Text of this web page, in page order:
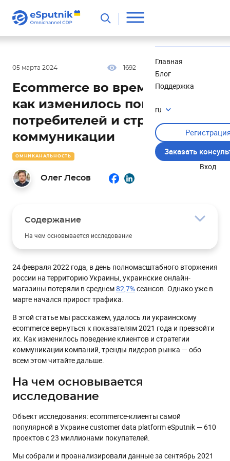
Главная
Блог
Поддержка
ru
Заказать
Вход
05 марта 2024 1692
ОМНИКАНАЛЬНОСТЬ
Ecommerce во время войны:
как изменилось поведение
потребителей и стратегии
коммуникации
Олег Лесов
Содержание
На чем основывается исследование
Динамика восстановления онлайн-торговли в Украине
Сколько можно заработать с помощью CDP:
использование разных direct-каналов
В каких каналах компании отправляют сообщения
SMS и Viber
Mobile push
Web push
Сравнение показателей в разных индустриях
Как часто отправлять сообщения
Массовые и триггерные рассылки: переходы на сайт и CTR
Как попасть в сегмент лидеров: тренды
24 февраля 2022 года, в день полномасштабного вторжения
россии на территорию Украины, украинские онлайн-
магазины потеряли в среднем82,7%сеансов. Однако уже в
марте начался прирост трафика.
В этой статье мы расскажем, удалось ли украинскому
ecommerce вернуться к показателям 2021 года и превзойти
их. Как изменилось поведение клиентов и стратегии
коммуникации компаний, тренды лидеров рынка — обо
всем этом читайте дальше.
На чем основывается
исследование
Объект исследования: ecommerce-клиенты самой
популярной в Украине customer data platform eSputnik — 610
проектов с 23 миллионами покупателей.
Мы собрали и проанализировали данные за сентябрь 2021